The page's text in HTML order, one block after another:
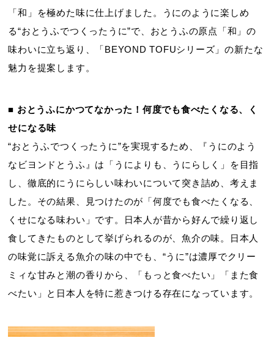
「和」を極めた味に仕上げました。うにのように楽しめ
る“おとうふでつくったうに”で、おとうふの原点「和」の
味わいに立ち返り、「BEYOND TOFUシリーズ」の新たな
魅力を提案します。
■ おとうふにかつてなかった！何度でも食べたくなる、く
せになる味
“おとうふでつくったうに”を実現するため、『うにのよう
なビヨンドとうふ』は「うによりも、うにらしく」を目指
し、徹底的にうにらしい味わいについて突き詰め、考えま
した。その結果、見つけたのが「何度でも食べたくなる、
くせになる味わい」です。日本人が昔から好んで繰り返し
食してきたものとして挙げられるのが、魚介の味。日本人
の味覚に訴える魚介の味の中でも、“うに”は濃厚でクリー
ミィな甘みと潮の香りから、「もっと食べたい」「また食
べたい」と日本人を特に惹きつける存在になっています。